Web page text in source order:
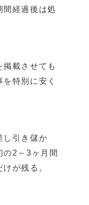
間経過後は処
載させても
特別に安く
し引き儲か
の2～3ヶ月間
が残る。